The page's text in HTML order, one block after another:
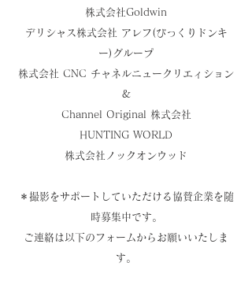
株式会社Goldwin
デリシャス株式会社 アレフ(びっくりドンキ
ー)グループ
株式会社 CNC チャネルニュークリエィション
&
Channel Original 株式会社
HUNTING WORLD
株式会社ノックオンウッド
＊撮影をサポートしていただける協賛企業を随
時募集中です。
​ご連絡は以下のフォームからお願いいたしま
す。